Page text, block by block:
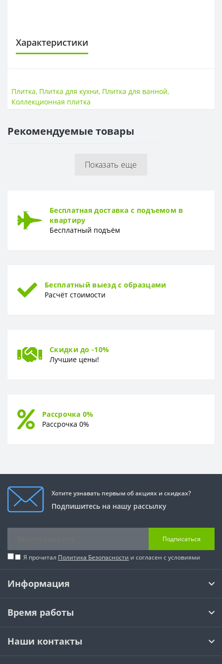
Характеристики
Поверхность
Размер
Плитка, Плитка для кухни, Плитка для ванной,
Коллекционная плитка
Рекомендуемые товары
Показать еще
Бесплатная доставка с подъемом в
квартиру
Бесплатный подъём
Бесплатный выезд с образцами
Расчёт стоимости
Скидки до -10%
Лучшие цены!
Рассрочка 0%
Рассрочка 0%
Хотите узнавать первым об акциях и скидках?
Подпишитесь на нашу рассылку
Подписаться
Я прочитал Политика Безопасности и согласен с условиями
Информация
Время работы
Наши контакты